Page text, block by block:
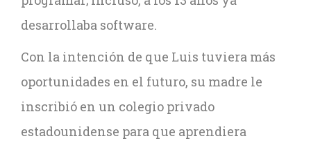
desarrollaba software.
Con la intención de que Luis tuviera más
oportunidades en el futuro, su madre le
inscribió en un colegio privado
estadounidense para que aprendiera